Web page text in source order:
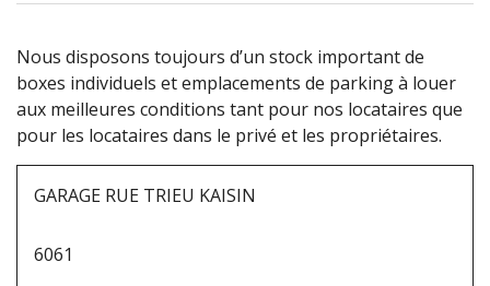
Nous disposons toujours d’un stock important de
boxes individuels et emplacements de parking à louer
aux meilleures conditions tant pour nos locataires que
pour les locataires dans le privé et les propriétaires.
GARAGE RUE TRIEU KAISIN
6061